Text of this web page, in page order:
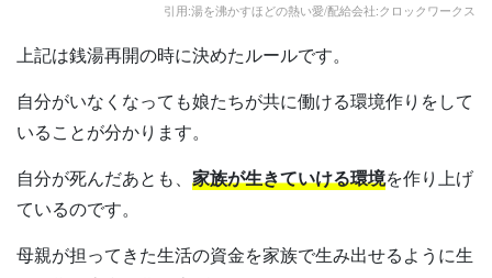
引用:湯を沸かすほどの熱い愛/配給会社:クロックワークス
上記は銭湯再開の時に決めたルールです。
自分がいなくなっても娘たちが共に働ける環境作りをして
いることが分かります。
自分が死んだあとも、 家族が生きていける環境を作り上げ
ているのです。
母親が担ってきた生活の資金を家族で生み出せるように生